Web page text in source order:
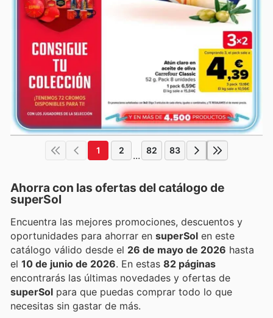
1 2 ... 82 83
Ahorra con las ofertas del catálogo de
superSol
Encuentra las mejores promociones, descuentos y
oportunidades para ahorrar en superSol en este
catálogo válido desde el 26 de mayo de 2026 hasta
el 10 de junio de 2026 . En estas 82 páginas
encontrarás las últimas novedades y ofertas de
superSol para que puedas comprar todo lo que
necesitas sin gastar de más.